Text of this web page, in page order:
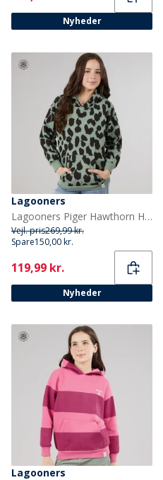
Nyheder
Lagooners
Lagooners Piger Hawthorn Hættetrøje Green Bay
Vejl. pris269,99 kr.
Spare150,00 kr.
Current
119,99 kr.
Nyheder
Lagooners